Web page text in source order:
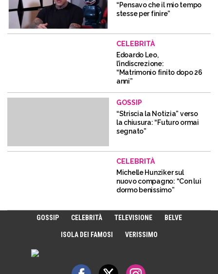
“Pensavo che il mio tempo
stesse per finire”
CELEBRITÀ
Edoardo Leo,
l’indiscrezione:
“Matrimonio finito dopo 26
anni”
GOSSIP
“Striscia la Notizia” verso
la chiusura: “Futuro ormai
segnato”
CELEBRITÀ
Michelle Hunziker sul
nuovo compagno: “Con lui
dormo benissimo”
GOSSIP CELEBRITÀ TELEVISIONE BELVE
ISOLA DEI FAMOSI VERISSIMO